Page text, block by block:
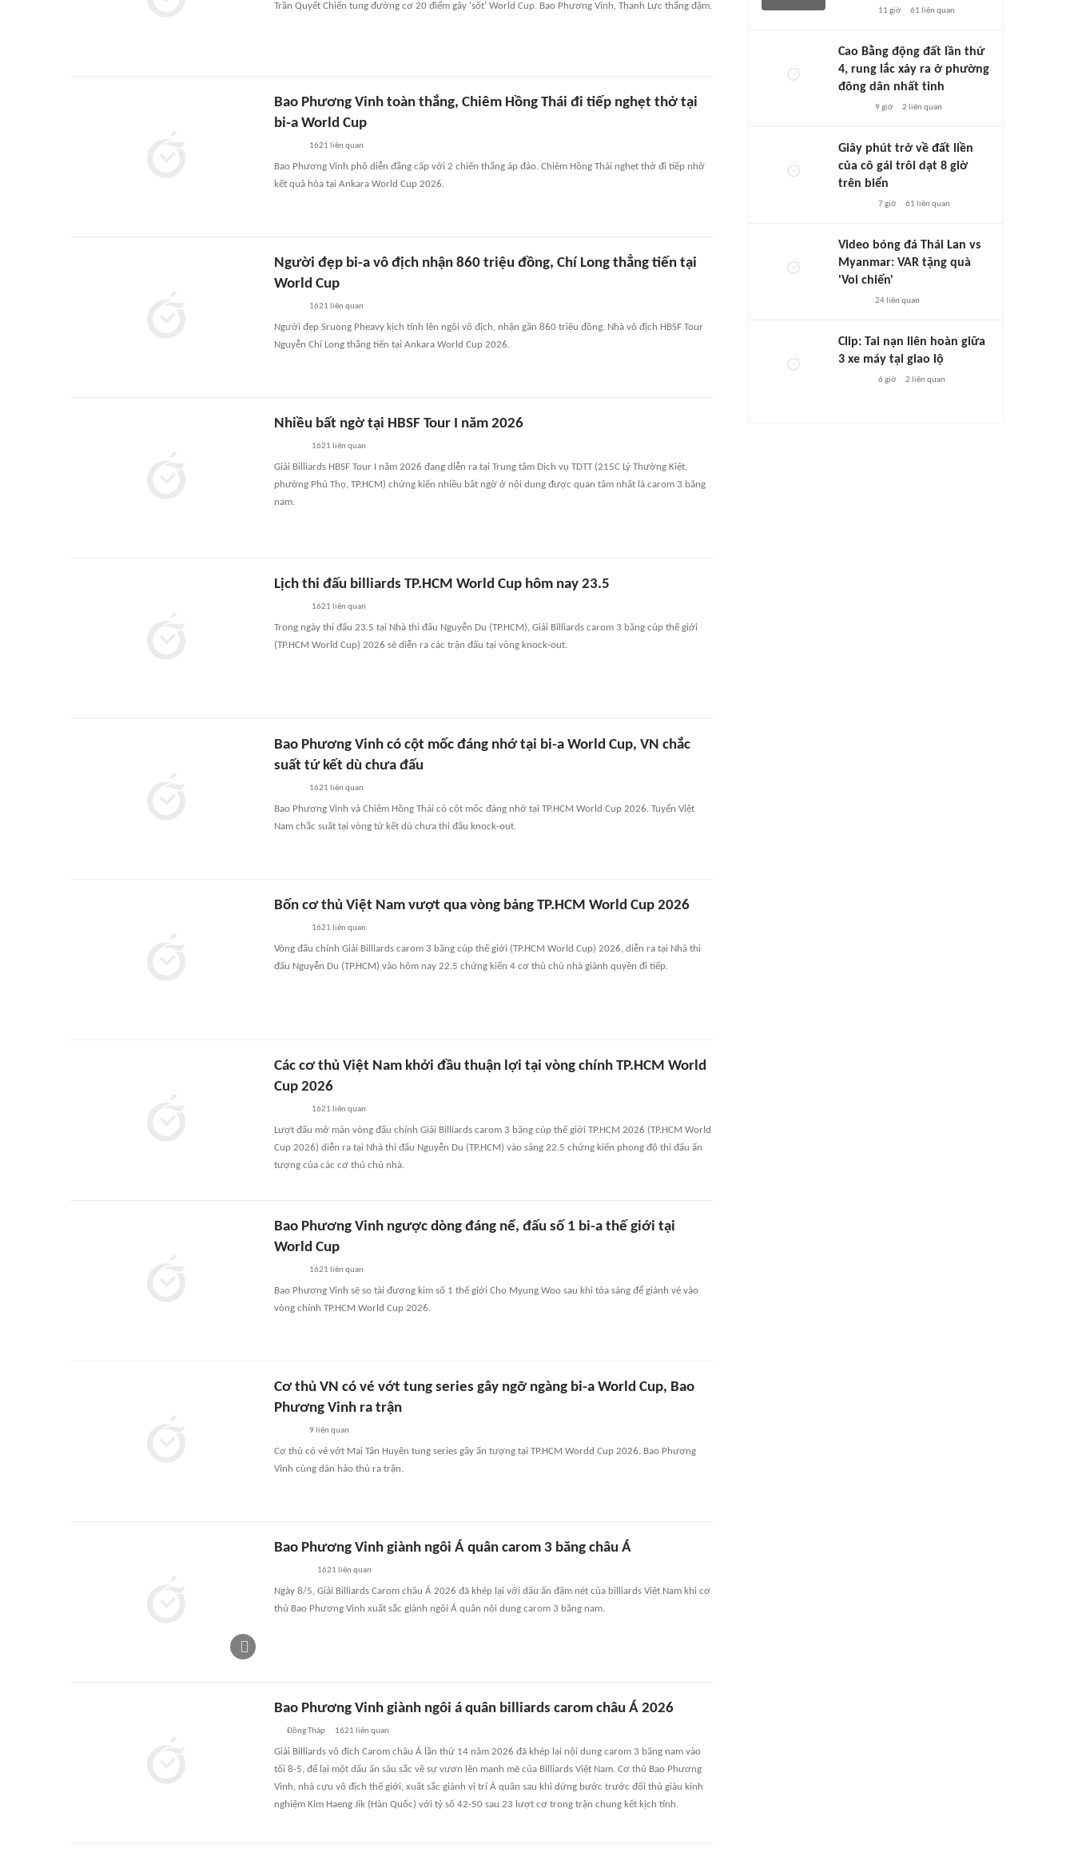
Trần Quyết Chiến tung đường cơ 20 điểm gây 'sốt' World Cup. Bao Phương Vinh, Thanh Lực thắng đậm.
Bao Phương Vinh toàn thắng, Chiêm Hồng Thái đi tiếp nghẹt thở tại
bi-a World Cup
1621 liên quan
Bao Phương Vinh phô diễn đẳng cấp với 2 chiến thắng áp đảo. Chiêm Hồng Thái nghẹt thở đi tiếp nhờ
kết quả hòa tại Ankara World Cup 2026.
Người đẹp bi-a vô địch nhận 860 triệu đồng, Chí Long thẳng tiến tại
World Cup
1621 liên quan
Người đẹp Sruong Pheavy kịch tính lên ngôi vô địch, nhận gần 860 triệu đồng. Nhà vô địch HBSF Tour
Nguyễn Chí Long thẳng tiến tại Ankara World Cup 2026.
Nhiều bất ngờ tại HBSF Tour I năm 2026
1621 liên quan
Giải Billiards HBSF Tour I năm 2026 đang diễn ra tại Trung tâm Dịch vụ TDTT (215C Lý Thường Kiệt,
phường Phú Thọ, TP.HCM) chứng kiến nhiều bất ngờ ở nội dung được quan tâm nhất là carom 3 băng
nam.
Lịch thi đấu billiards TP.HCM World Cup hôm nay 23.5
1621 liên quan
Trong ngày thi đấu 23.5 tại Nhà thi đấu Nguyễn Du (TP.HCM), Giải Billiards carom 3 băng cúp thế giới
(TP.HCM World Cup) 2026 sẽ diễn ra các trận đấu tại vòng knock-out.
Bao Phương Vinh có cột mốc đáng nhớ tại bi-a World Cup, VN chắc
suất tứ kết dù chưa đấu
1621 liên quan
Bao Phương Vinh và Chiêm Hồng Thái có cột mốc đáng nhớ tại TP.HCM World Cup 2026. Tuyển Việt
Nam chắc suất tại vòng tứ kết dù chưa thi đấu knock-out.
Bốn cơ thủ Việt Nam vượt qua vòng bảng TP.HCM World Cup 2026
1621 liên quan
Vòng đấu chính Giải Billiards carom 3 băng cúp thế giới (TP.HCM World Cup) 2026, diễn ra tại Nhà thi
đấu Nguyễn Du (TP.HCM) vào hôm nay 22.5 chứng kiến 4 cơ thủ chủ nhà giành quyền đi tiếp.
Các cơ thủ Việt Nam khởi đầu thuận lợi tại vòng chính TP.HCM World
Cup 2026
1621 liên quan
Lượt đấu mở màn vòng đấu chính Giải Billiards carom 3 băng cúp thế giới TP.HCM 2026 (TP.HCM World
Cup 2026) diễn ra tại Nhà thi đấu Nguyễn Du (TP.HCM) vào sáng 22.5 chứng kiến phong độ thi đấu ấn
tượng của các cơ thủ chủ nhà.
Bao Phương Vinh ngược dòng đáng nể, đấu số 1 bi-a thế giới tại
World Cup
1621 liên quan
Bao Phương Vinh sẽ so tài đương kim số 1 thế giới Cho Myung Woo sau khi tỏa sáng để giành vé vào
vòng chính TP.HCM World Cup 2026.
Cơ thủ VN có vé vớt tung series gây ngỡ ngàng bi-a World Cup, Bao
Phương Vinh ra trận
9 liên quan
Cơ thủ có vé vớt Mai Tân Huyên tung series gây ấn tượng tại TP.HCM Wordd Cup 2026. Bao Phương
Vinh cùng dàn hảo thủ ra trận.
Bao Phương Vinh giành ngôi Á quân carom 3 băng châu Á
1621 liên quan
Ngày 8/5, Giải Billiards Carom châu Á 2026 đã khép lại với dấu ấn đậm nét của billiards Việt Nam khi cơ
thủ Bao Phương Vinh xuất sắc giành ngôi Á quân nội dung carom 3 băng nam.
Bao Phương Vinh giành ngôi á quân billiards carom châu Á 2026
Đồng Tháp 1621 liên quan
Giải Billiards vô địch Carom châu Á lần thứ 14 năm 2026 đã khép lại nội dung carom 3 băng nam vào
tối 8-5, để lại một dấu ấn sâu sắc về sự vươn lên mạnh mẽ của Billiards Việt Nam. Cơ thủ Bao Phương
Vinh, nhà cựu vô địch thế giới, xuất sắc giành vị trí Á quân sau khi dừng bước trước đối thủ giàu kinh
nghiệm Kim Haeng Jik (Hàn Quốc) với tỷ số 42-50 sau 23 lượt cơ trong trận chung kết kịch tính.
11 giờ 61 liên quan
Cao Bằng động đất lần thứ
4, rung lắc xảy ra ở phường
đông dân nhất tỉnh
9 giờ 2 liên quan
Giây phút trở về đất liền
của cô gái trôi dạt 8 giờ
trên biển
7 giờ 61 liên quan
Video bóng đá Thái Lan vs
Myanmar: VAR tặng quà
'Voi chiến'
24liên quan
Clip: Tai nạn liên hoàn giữa
3 xe máy tại giao lộ
6 giờ 2 liên quan